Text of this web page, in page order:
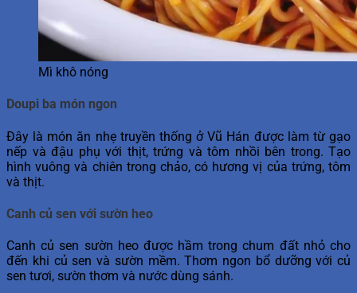
Mì khô nóng
Doupi ba món ngon
Đây là món ăn nhẹ truyền thống ở Vũ Hán được làm từ gạo
nếp và đậu phụ với thịt, trứng và tôm nhồi bên trong. Tạo
hình vuông và chiên trong chảo, có hương vị của trứng, tôm
và thịt.
Canh củ sen với sườn heo
Canh củ sen sườn heo được hầm trong chum đất nhỏ cho
đến khi củ sen và sườn mềm. Thơm ngon bổ dưỡng với củ
sen tươi, sườn thơm và nước dùng sánh.